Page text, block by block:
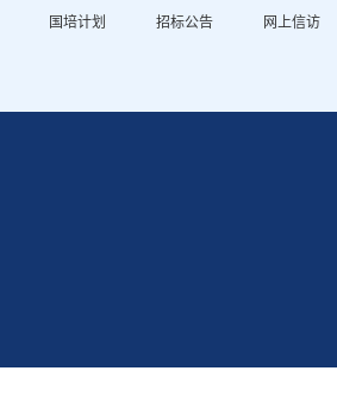
国培计划 招标公告 网上信访